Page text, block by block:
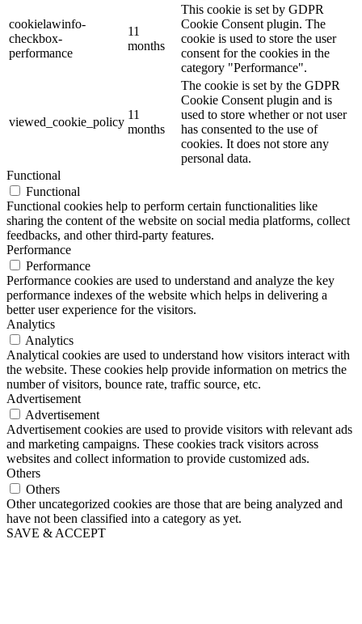
cookielawinfo-
checkbox-
performance
11
months
This cookie is set by GDPR
Cookie Consent plugin. The
cookie is used to store the user
consent for the cookies in the
category "Performance".
viewed_cookie_policy
11
months
The cookie is set by the GDPR
Cookie Consent plugin and is
used to store whether or not user
has consented to the use of
cookies. It does not store any
personal data.
Functional
Functional
Functional cookies help to perform certain functionalities like
sharing the content of the website on social media platforms, collect
feedbacks, and other third-party features.
Performance
Performance
Performance cookies are used to understand and analyze the key
performance indexes of the website which helps in delivering a
better user experience for the visitors.
Analytics
Analytics
Analytical cookies are used to understand how visitors interact with
the website. These cookies help provide information on metrics the
number of visitors, bounce rate, traffic source, etc.
Advertisement
Advertisement
Advertisement cookies are used to provide visitors with relevant ads
and marketing campaigns. These cookies track visitors across
websites and collect information to provide customized ads.
Others
Others
Other uncategorized cookies are those that are being analyzed and
have not been classified into a category as yet.
SAVE & ACCEPT